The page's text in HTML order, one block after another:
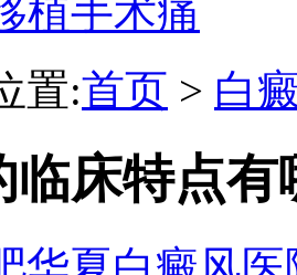
植手术痛
置:首页 > 白
临床特点有